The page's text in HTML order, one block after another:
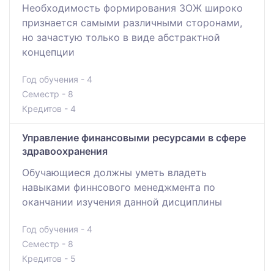
Необходимость формирования ЗОЖ широко
признается самыми различными сторонами,
но зачастую только в виде абстрактной
концепции
Год обучения - 4
Семестр - 8
Кредитов - 4
Управление финансовыми ресурсами в сфере
здравоохранения
Обучающиеся должны уметь владеть
навыками финнсового менеджмента по
оканчании изучения данной дисциплины
Год обучения - 4
Семестр - 8
Кредитов - 5